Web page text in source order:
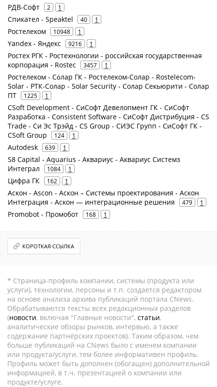
РДВ-Софт 2 1
Спикател - Speaktel 40 1
Ростелеком 10948 1
Yandex - Яндекс 9216 1
Ростех РГК - Ростехнологии - российская государственная
корпорация - Rostec
3457 1
Ростелеком - Сόлар ГК - Ростелеком-Солар - Rostelecom-
Solar - РТК-Солар - Solar Security - Солар Секьюрити - Солар
ПТ
1225 1
CSoft Development - СиСофт Девелопмент ГК - СиСофт
Разработка - Consistent Software - СиСофт Дистрибуция - CS
Trade - Си Эс Трэйд - CS Group - СИЭС Групп - СиСофт ГК -
CSoft Group
124 1
Autodesk 639 1
S8 Capital - Aquarius - Аквариус - Аквариус Системз
Интеграл
1084 1
Цифра ГК 162 1
Аскон - Ascon - Аскон – Системы проектирования - Аскон
Интеграция - Аскон — интеграционные решения
479 1
Promobot - Промобот 168 1
КОРОТКАЯ ССЫЛКА
* Страница-профиль компании, системы (продукта или
услуги), технологии, персоны и т.п. создается редактором
на основе анализа архива публикаций портала CNews.
Обрабатываются тексты всех редакционных разделов
(новости, включая "Главные новости", статьи,
аналитические обзоры рынков, интервью, а также
содержание партнёрских проектов). Таким образом, чем
больше публикаций на CNews было с именем компании
или продукта/услуги, тем более информативен профиль.
Профиль может быть дополнен (обогащен) дополнительной
информацией, в т.ч. презентацией о компании или
продукте/услуге.